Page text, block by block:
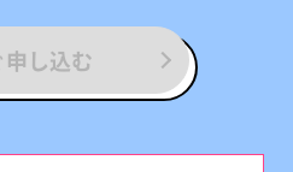
し込む